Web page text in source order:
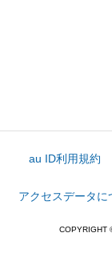
au ID利用規約
アクセスデータに
COPYRIGHT